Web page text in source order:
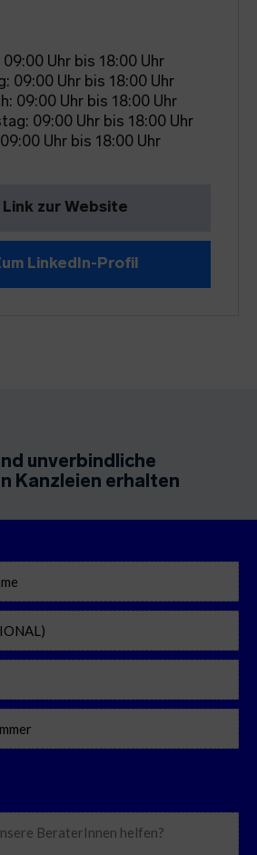
09:00 Uhr bis 18:00 Uhr
09:00 Uhr bis 18:00 Uhr
09:00 Uhr bis 18:00 Uhr
09:00 Uhr bis 18:00 Uhr
Uhr bis 18:00 Uhr
Link zur Website
LinkedIn-Profil
unverbindliche
Kanzleien erhalten